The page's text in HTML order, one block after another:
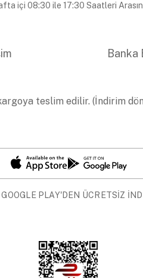
içi 08:30 ile 17:30 Saatleri
Banka
teslim edilir. (İndirim
PLAY'DEN ÜCRETSİZ